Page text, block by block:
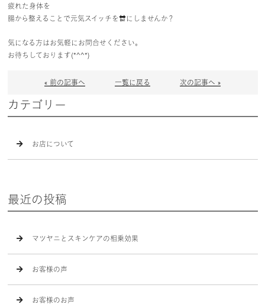
疲れた身体を
腸から整えることで元気スイッチを🔛にしませんか？
気になる方はお気軽にお問合せください。
お待ちしております(*^^*)
« 前の記事へ 一覧に戻る 次の記事へ »
カテゴリー
お店について
最近の投稿
マツヤニとスキンケアの相乗効果
お客様の声
お客様のお声